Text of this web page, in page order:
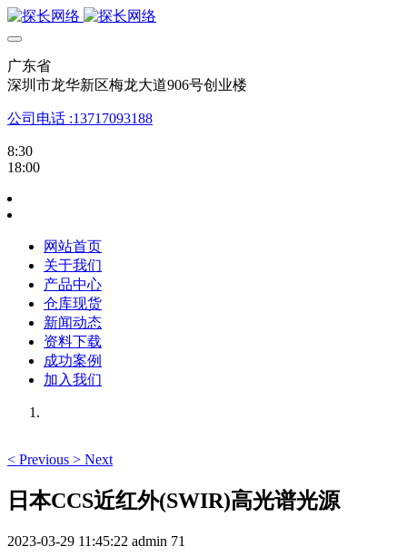
广东省
深圳市龙华新区梅龙大道906号创业楼
公司电话 :13717093188
8:30
18:00
网站首页
关于我们
产品中心
仓库现货
新闻动态
资料下载
成功案例
加入我们
< Previous > Next
日本CCS近红外(SWIR)高光谱光源
2023-03-29 11:45:22 admin 71